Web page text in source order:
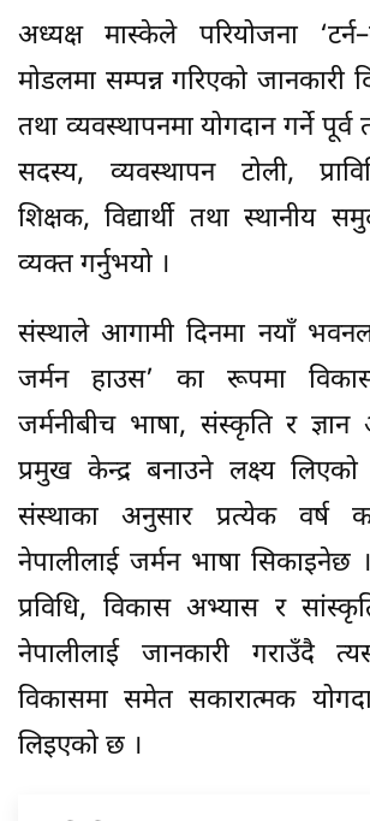
अध्यक्ष मास्केले परियोजना
मोडलमा सम्पन्न गरिएको जानकारी
तथा व्यवस्थापनमा योगदान गर्ने पूर्व
सदस्य, व्यवस्थापन टोली,
शिक्षक, विद्यार्थी तथा स्थानीय
व्यक्त गर्नुभयो ।
संस्थाले आगामी दिनमा नयाँ
जर्मन हाउस’ का रूपमा
जर्मनीबीच भाषा, संस्कृति र ज्ञान
प्रमुख केन्द्र बनाउने लक्ष्य
संस्थाका अनुसार प्रत्येक वर्ष
नेपालीलाई जर्मन भाषा सिकाइनेछ
प्रविधि, विकास अभ्यास र
नेपालीलाई जानकारी गराउँदै
विकासमा समेत सकारात्मक
लिइएको छ ।